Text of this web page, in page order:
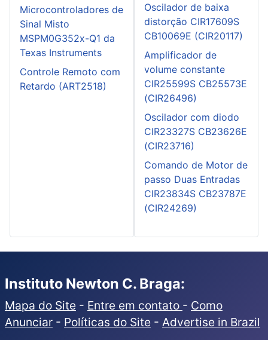
Microcontroladores de
Sinal Misto
MSPM0G352x-Q1 da
Texas Instruments
Controle Remoto com
Retardo (ART2518)
Oscilador de baixa
distorção CIR17609S
CB10069E (CIR20117)
Amplificador de
volume constante
CIR25599S CB25573E
(CIR26496)
Oscilador com diodo
CIR23327S CB23626E
(CIR23716)
Comando de Motor de
passo Duas Entradas
CIR23834S CB23787E
(CIR24269)
Instituto Newton C. Braga:
Mapa do Site - Entre em contato - Como
Anunciar - Políticas do Site - Advertise in Brazil